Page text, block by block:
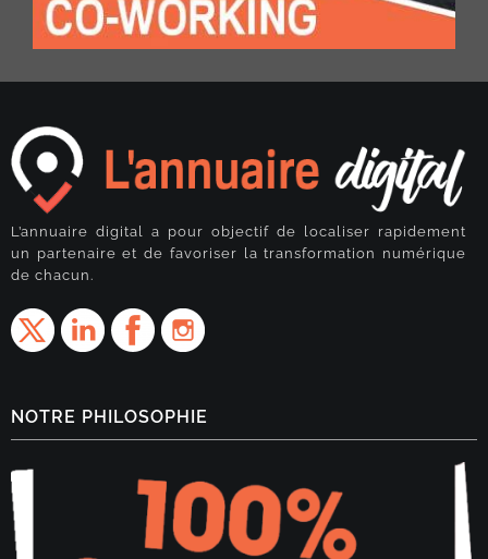
L’annuaire digital a pour objectif de localiser rapidement
un partenaire et de favoriser la transformation numérique
de chacun.
NOTRE PHILOSOPHIE